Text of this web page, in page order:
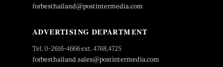
forbesthailand@postintermedia.com
ADVERTISING DEPARTMENT
Tel. 0-2616-4666 ext. 4768,4725
forbesthailand.sales@postintermedia.com